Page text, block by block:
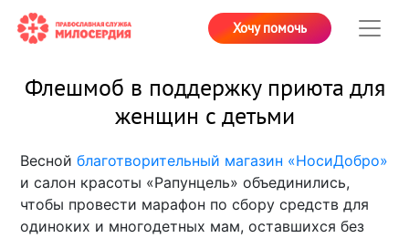
Хочу помочь
Флешмоб в поддержку приюта для
женщин с детьми
Веснойблаготворительный магазин «НосиДобро»
и салон красоты «Рапунцель» объединились,
чтобы провести марафон по сбору средств для
одиноких и многодетных мам, оставшихся без